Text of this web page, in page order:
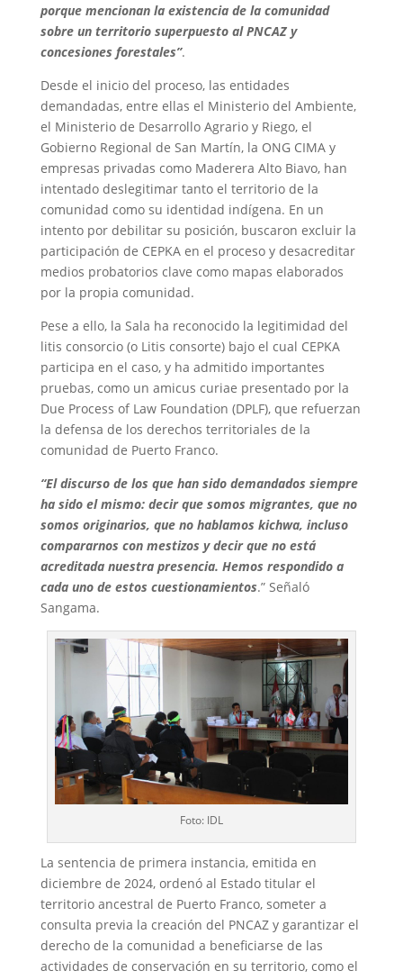
porque mencionan la existencia de la comunidad
sobre un territorio superpuesto al PNCAZ y
concesiones forestales”.
Desde el inicio del proceso, las entidades
demandadas, entre ellas el Ministerio del Ambiente,
el Ministerio de Desarrollo Agrario y Riego, el
Gobierno Regional de San Martín, la ONG CIMA y
empresas privadas como Maderera Alto Biavo, han
intentado deslegitimar tanto el territorio de la
comunidad como su identidad indígena. En un
intento por debilitar su posición, buscaron excluir la
participación de CEPKA en el proceso y desacreditar
medios probatorios clave como mapas elaborados
por la propia comunidad.
Pese a ello, la Sala ha reconocido la legitimidad del
litis consorcio (o Litis consorte) bajo el cual CEPKA
participa en el caso, y ha admitido importantes
pruebas, como un amicus curiae presentado por la
Due Process of Law Foundation (DPLF), que refuerzan
la defensa de los derechos territoriales de la
comunidad de Puerto Franco.
“El discurso de los que han sido demandados siempre
ha sido el mismo: decir que somos migrantes, que no
somos originarios, que no hablamos kichwa, incluso
compararnos con mestizos y decir que no está
acreditada nuestra presencia. Hemos respondido a
cada uno de estos cuestionamientos.” Señaló
Sangama.
Foto: IDL
La sentencia de primera instancia, emitida en
diciembre de 2024, ordenó al Estado titular el
territorio ancestral de Puerto Franco, someter a
consulta previa la creación del PNCAZ y garantizar el
derecho de la comunidad a beneficiarse de las
actividades de conservación en su territorio, como el